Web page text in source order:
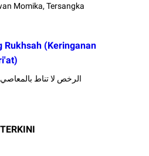
Momika, Tersangka
Rukhsah (Keringanan
TERKINI